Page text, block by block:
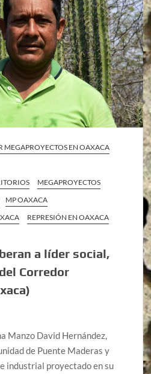
MEGAPROYECTOS EN OAXACA
MEGAPROYECTOS
MP OAXACA
REPRESIÓN EN OAXACA
a líder social,
Corredor
Manzo David Hernández,
de Puente Maderas y
industrial proyectado en su